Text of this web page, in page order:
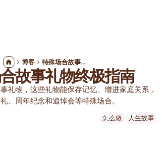
博客 特殊场合故事礼物终极指南
故事礼物终极指南
礼物，这些礼物能保存记忆、增进家庭关系，
、周年纪念和追悼会等特殊场合。
怎么做 人生故事